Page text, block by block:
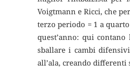
Voigtmann e Ricci, che
terzo periodo = 1 a
quest’anno: qui
sballare i cambi
all’ala, creando